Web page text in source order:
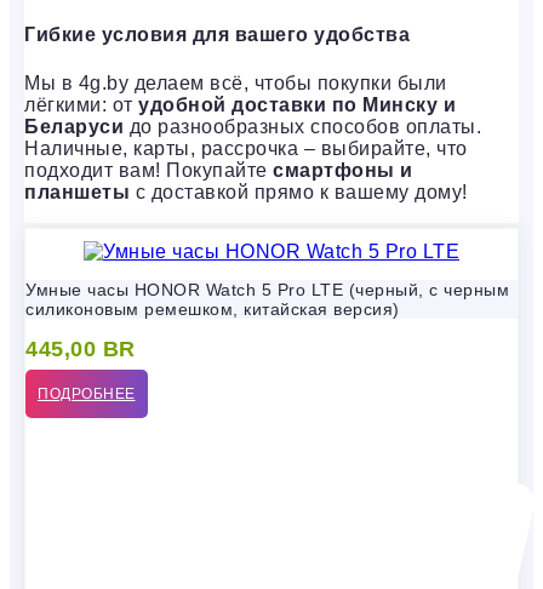
Гибкие условия для вашего удобства
Мы в 4g.by делаем всё, чтобы покупки были
лёгкими: от удобной доставки по Минску и
Беларуси до разнообразных способов оплаты.
Наличные, карты, рассрочка – выбирайте, что
подходит вам! Покупайте смартфоны и
планшеты с доставкой прямо к вашему дому!
Умные часы HONOR Watch 5 Pro LTE (черный, с черным
силиконовым ремешком, китайская версия)
445,00 BR
ПОДРОБНЕЕ